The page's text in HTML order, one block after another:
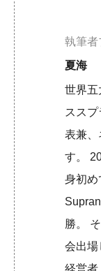
執筆者
夏海
世界五
スス
表兼、
す。
身初め
勝。
会出場
経営者